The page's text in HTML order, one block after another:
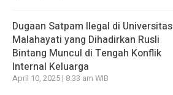
Dugaan Satpam Ilegal di Universitas
Malahayati yang Dihadirkan Rusli
Bintang Muncul di Tengah Konflik
Internal Keluarga
April 10, 2025 | 8:33 am WIB